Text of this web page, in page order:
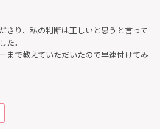
さり、私の判断は正しいと思うと言って
た。
まで教えていただいたので早速付けてみ